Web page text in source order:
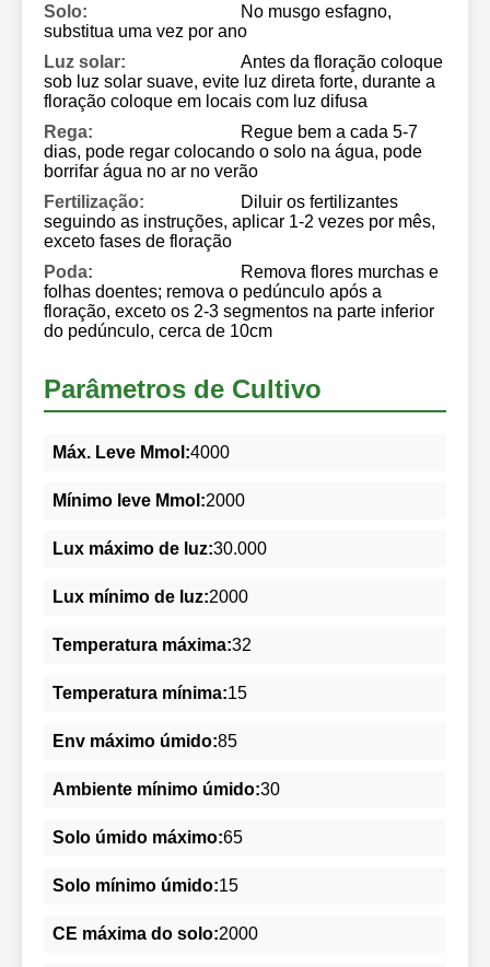
Solo:
No musgo esfagno,
substitua uma vez por ano
Luz solar:
Antes da floração coloque
sob luz solar suave, evite luz direta forte, durante a
floração coloque em locais com luz difusa
Rega:
Regue bem a cada 5-7
dias, pode regar colocando o solo na água, pode
borrifar água no ar no verão
Fertilização:
Diluir os fertilizantes
seguindo as instruções, aplicar 1-2 vezes por mês,
exceto fases de floração
Poda:
Remova flores murchas e
folhas doentes; remova o pedúnculo após a
floração, exceto os 2-3 segmentos na parte inferior
do pedúnculo, cerca de 10cm
Parâmetros de Cultivo
Máx. Leve Mmol:4000
Mínimo leve Mmol:2000
Lux máximo de luz:30.000
Lux mínimo de luz:2000
Temperatura máxima:32
Temperatura mínima:15
Env máximo úmido:85
Ambiente mínimo úmido:30
Solo úmido máximo:65
Solo mínimo úmido:15
CE máxima do solo:2000